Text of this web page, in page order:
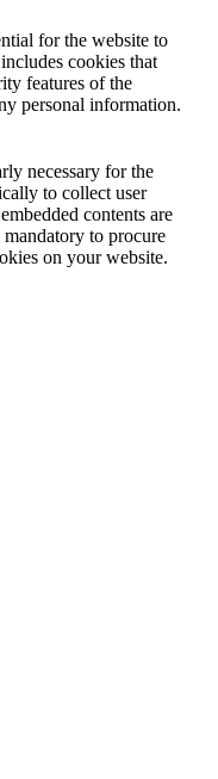
for the website to
cookies that
features of the
personal information.
necessary for the
to collect user
contents are
mandatory to procure
on your website.